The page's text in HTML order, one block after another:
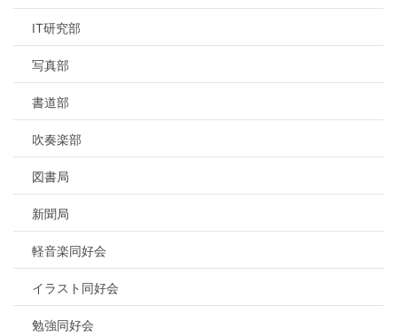
IT研究部
写真部
書道部
吹奏楽部
図書局
新聞局
軽音楽同好会
イラスト同好会
勉強同好会